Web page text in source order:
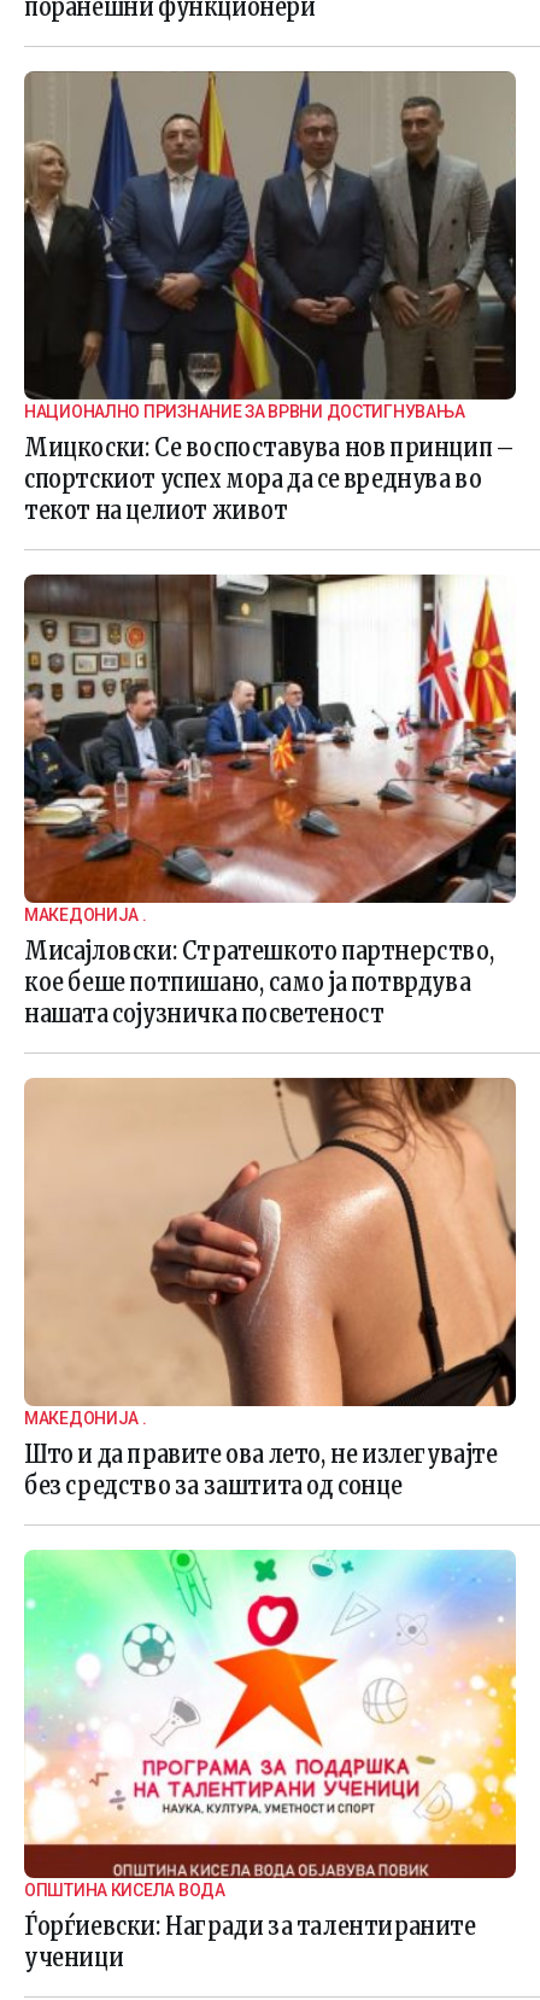
поранешни функционери
НАЦИОНАЛНО ПРИЗНАНИЕ ЗА ВРВНИ ДОСТИГНУВАЊА
Мицкоски: Се воспоставува нов принцип –
спортскиот успех мора да се вреднува во
текот на целиот живот
МАКЕДОНИЈА .
Мисајловски: Стратешкото партнерство,
кое беше потпишано, само ја потврдува
нашата сојузничка посветеност
МАКЕДОНИЈА .
Што и да правите ова лето, не излегувајте
без средство за заштита од сонце
ОПШТИНА КИСЕЛА ВОДА
Ѓорѓиевски: Награди за талентираните
ученици